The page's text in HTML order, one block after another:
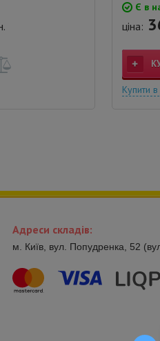
Є в
ціна:
Купити в
Адреси складів:
м. Київ, вул. Попудренка, 52